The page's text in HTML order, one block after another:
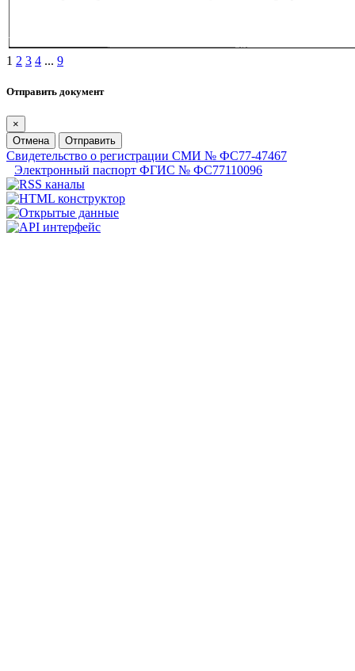
1 2 3 4 ... 9
Отправить документ
×
Отмена
Отправить
Свидетельство о регистрации СМИ № ФС77-47467
Электронный паспорт ФГИС № ФС77110096